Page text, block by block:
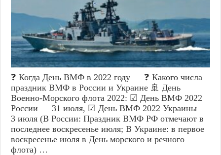
❓ Когда День ВМФ в 2022 году — ❓ Какого числа
праздник ВМФ в России и Украине 🚢 День
Военно-Морского флота 2022: ☑ День ВМФ 2022
России — 31 июля, ☑ День ВМФ 2022 Украины —
3 июля (В России: Праздник ВМФ РФ отмечают в
последнее воскресенье июля; В Украине: в первое
воскресенье июля в День морского и речного
флота) …